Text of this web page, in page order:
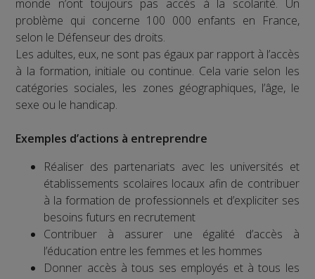
monde n’ont toujours pas accès à la scolarité. Un
problème qui concerne 100 000 enfants en France,
selon le Défenseur des droits.
Les adultes, eux, ne sont pas égaux par rapport à l’accès
à la formation, initiale ou continue. Cela varie selon les
catégories sociales, les zones géographiques, l’âge, le
sexe ou le handicap.
Exemples d’actions à entreprendre
Réaliser des partenariats avec les universités et
établissements scolaires locaux afin de contribuer
à la formation de professionnels et d’expliciter ses
besoins futurs en recrutement
Contribuer à assurer une égalité d’accès à
l’éducation entre les femmes et les hommes
Donner accès à tous ses employés et à tous les